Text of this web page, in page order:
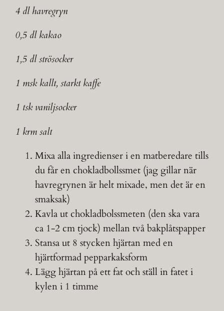
4 dl havregryn
0,5 dl kakao
1,5 dl strösocker
1 msk kallt, starkt kaffe
1 tsk vaniljsocker
1 krm salt
Mixa alla ingredienser i en matberedare tills
du får en chokladbollssmet (jag gillar när
havregrynen är helt mixade, men det är en
smaksak)
Kavla ut chokladbolssmeten (den ska vara
ca 1-2 cm tjock) mellan två bakplåtspapper
Stansa ut 8 stycken hjärtan med en
hjärtformad pepparkaksform
Lägg hjärtan på ett fat och ställ in fatet i
kylen i 1 timme